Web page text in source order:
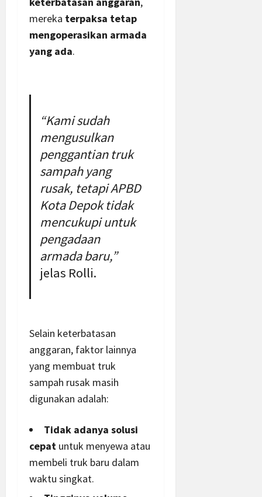
mereka terpaksa tetap
mengoperasikan armada
yang ada.
“Kami sudah
mengusulkan
penggantian truk
sampah yang
rusak, tetapi APBD
Kota Depok tidak
mencukupi untuk
pengadaan
armada baru,”
jelas Rolli.
Selain keterbatasan
anggaran, faktor lainnya
yang membuat truk
sampah rusak masih
digunakan adalah:
Tidak adanya solusi
cepat untuk menyewa atau
membeli truk baru dalam
waktu singkat.